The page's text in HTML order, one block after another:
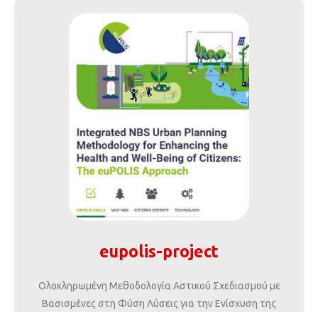
eupolis-project
Ολοκληρωμένη Μεθοδολογία Αστικού Σχεδιασμού με
Βασισμένες στη Φύση Λύσεις για την Ενίσχυση της